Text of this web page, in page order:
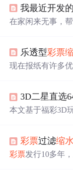
彩票软件都有近
五缩水和旋转矩
0胆号，中6要保5
我最近开发
在家闲来无事，
开发工具：
图： 虽然网
乐透型彩票
现在报纸有许多
等等。本人经过
题进行一番阐
分两种方向，一
3D二星直选
本文基于福彩3D
何趋势研判或购
与条件的遗漏数
彩票过滤缩水
彩票发行10多年